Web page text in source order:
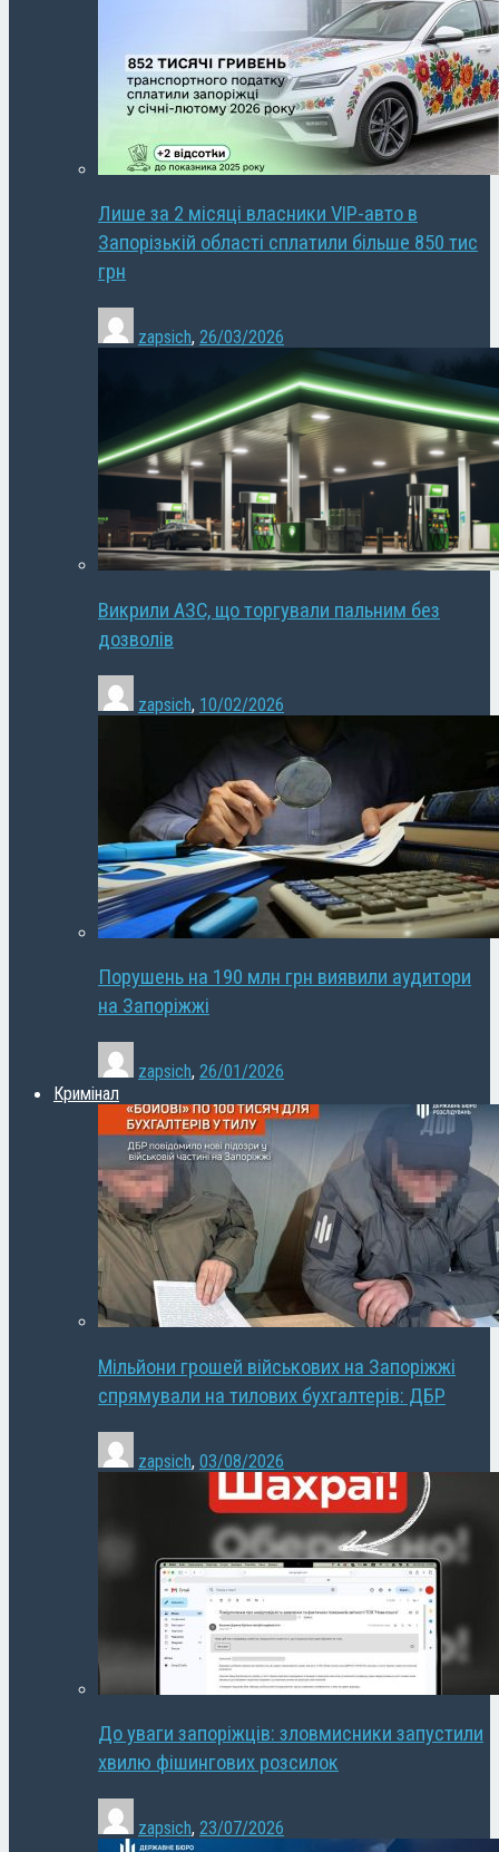
Лише за 2 місяці власники VIP-авто в
Запорізькій області сплатили більше 850 тис
грн
zapsich, 26/03/2026
Викрили АЗС, що торгували пальним без
дозволів
zapsich, 10/02/2026
Порушень на 190 млн грн виявили аудитори
на Запоріжжі
zapsich, 26/01/2026
Кримінал
Мільйони грошей військових на Запоріжжі
спрямували на тилових бухгалтерів: ДБР
zapsich, 03/08/2026
До уваги запоріжців: зловмисники запустили
хвилю фішингових розсилок
zapsich, 23/07/2026